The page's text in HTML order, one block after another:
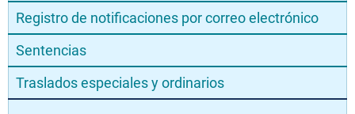
Registro de notificaciones por correo electrónico
Sentencias
Traslados especiales y ordinarios